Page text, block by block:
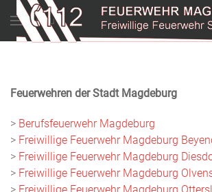
Menu
Feuerwehren der Stadt Magdeburg
> Berufsfeuerwehr Magdeburg
> Freiwillige Feuerwehr Magdeburg
> Freiwillige Feuerwehr Magdeburg
> Freiwillige Feuerwehr Magdeburg